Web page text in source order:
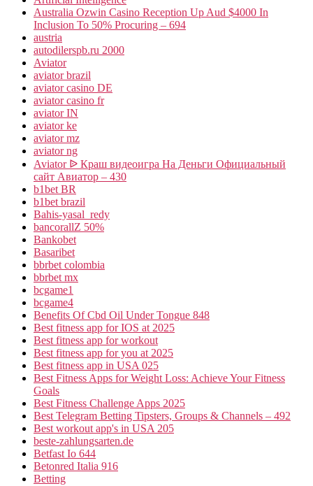
Australia Ozwin Casino Reception Up Aud $4000 In
Inclusion To 50% Procuring – 694
austria
autodilerspb.ru 2000
Aviator
aviator brazil
aviator casino DE
aviator casino fr
aviator IN
aviator ke
aviator mz
aviator ng
Aviator ᐉ Краш видеоигра На Деньги Официальный
сайт Авиатор – 430
b1bet BR
b1bet brazil
Bahis-yasal_redy
bancorallZ 50%
Bankobet
Basaribet
bbrbet colombia
bbrbet mx
bcgame1
bcgame4
Benefits Of Cbd Oil Under Tongue 848
Best fitness app for IOS at 2025
Best fitness app for workout
Best fitness app for you at 2025
Best fitness app in USA 025
Best Fitness Apps for Weight Loss: Achieve Your Fitness
Goals
Best Fitness Challenge Apps 2025
Best Telegram Betting Tipsters, Groups & Channels – 492
Best workout app's in USA 205
beste-zahlungsarten.de
Betfast Io 644
Betonred Italia 916
Betting